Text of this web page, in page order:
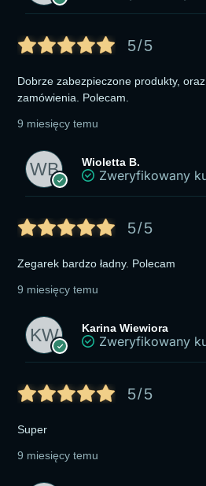
5/5
Dobrze zabezpieczone produkty,
zamówienia. Polecam.
9 miesięcy temu
Wioletta B.
Zweryfikowany
5/5
Zegarek bardzo ładny. Polecam
9 miesięcy temu
Karina Wiewiora
Zweryfikowany
5/5
Super
9 miesięcy temu